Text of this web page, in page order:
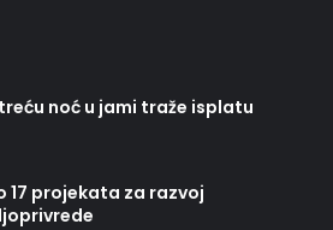
noć u jami traže isplatu
17 projekata za razvoj